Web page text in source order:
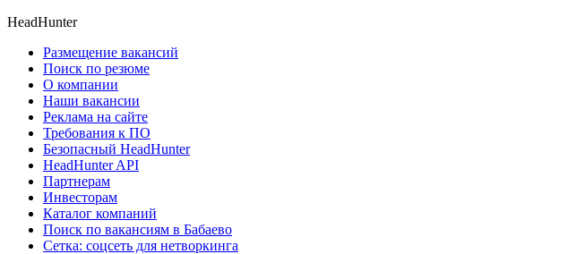
HeadHunter
Размещение вакансий
Поиск по резюме
О компании
Наши вакансии
Реклама на сайте
Требования к ПО
Безопасный HeadHunter
HeadHunter API
Партнерам
Инвесторам
Каталог компаний
Поиск по вакансиям в Бабаево
Сетка: соцсеть для нетворкинга